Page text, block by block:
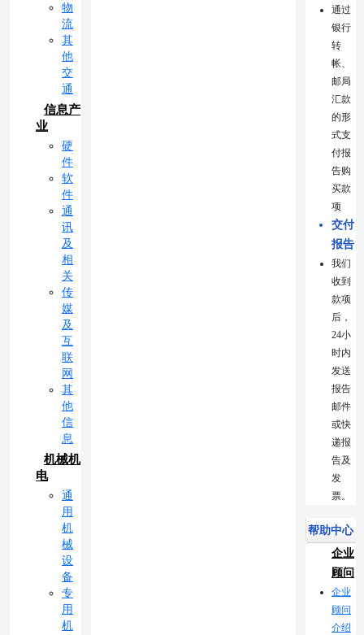
物
流
其
他
交
通
信息产
业
硬
件
软
件
通
讯
及
相
关
传
媒
及
互
联
网
其
他
信
息
机械机
电
通
用
机
械
设
备
专
用
机
通过
银行
转
帐、
邮局
汇款
的形
式支
付报
告购
买款
项
交付
报告
我们
收到
款项
后，
24小
时内
发送
报告
邮件
或快
递报
告及
发
票。
帮助中心
企业
顾问
企业
顾问
介绍